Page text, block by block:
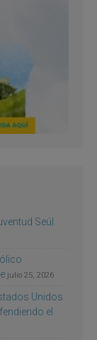
Seúl
julio 25, 2026
Unidos
el